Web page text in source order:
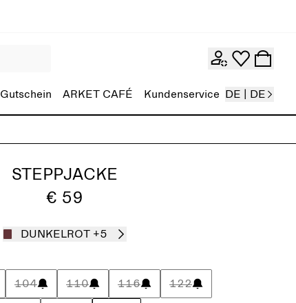
Gutschein ARKET CAFÉ Kundenservice DE | DE
STEPPJACKE
€ 59
DUNKELROT +5
104 110 116 122